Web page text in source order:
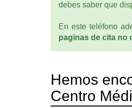
debes saber que
En este teléfono
paginas de cita no
Hemos
Centro